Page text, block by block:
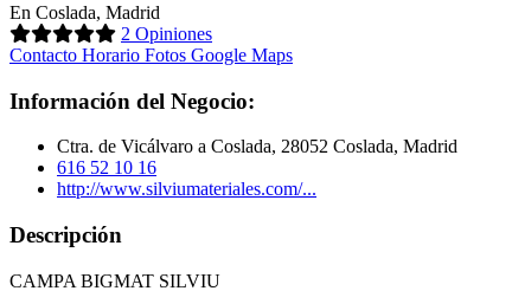
En Coslada, Madrid
2 Opiniones
Contacto Horario Fotos Google Maps
Información del Negocio:
Ctra. de Vicálvaro a Coslada, 28052 Coslada, Madrid
616 52 10 16
http://www.silviumateriales.com/...
Descripción
CAMPA BIGMAT SILVIU